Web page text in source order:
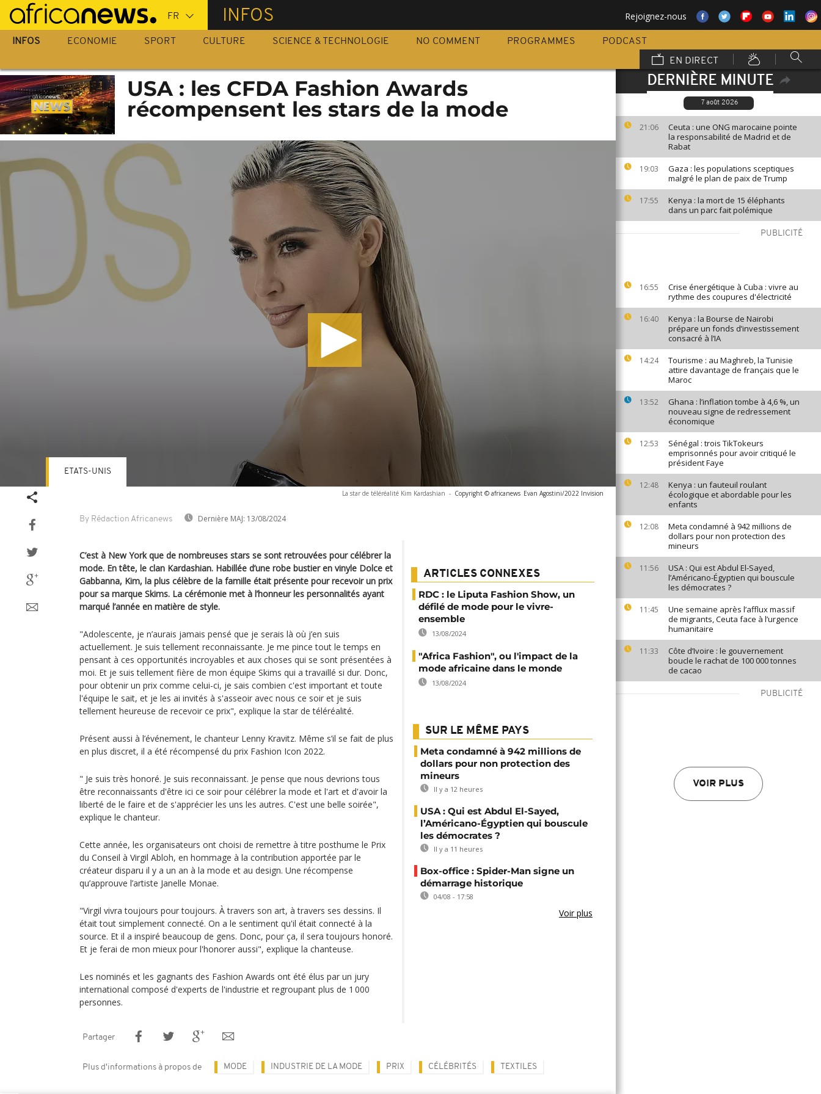
Passer
au
contenu
INFOS Rejoignez-nous
INFOS ECONOMIE SPORT CULTURE SCIENCE & TECHNOLOGIE NO COMMENT PROGRAMMES
PODCAST
EN DIRECT
DERNIÈRE MINUTE
7 août 2026
21:06
Ceuta : une ONG marocaine pointe
la responsabilité de Madrid et de
Rabat
19:03
Gaza : les populations sceptiques
malgré le plan de paix de Trump
17:55
Kenya : la mort de 15 éléphants
dans un parc fait polémique
PUBLICITÉ
16:55
Crise énergétique à Cuba : vivre au
rythme des coupures d'électricité
16:40
Kenya : la Bourse de Nairobi
prépare un fonds d’investissement
consacré à l’IA
14:24
Tourisme : au Maghreb, la Tunisie
attire davantage de français que le
Maroc
13:52
Ghana : l’inflation tombe à 4,6 %, un
nouveau signe de redressement
économique
12:53
Sénégal : trois TikTokeurs
emprisonnés pour avoir critiqué le
président Faye
12:48
Kenya : un fauteuil roulant
écologique et abordable pour les
enfants
12:08
Meta condamné à 942 millions de
dollars pour non protection des
mineurs
11:56
USA : Qui est Abdul El-Sayed,
l’Américano-Égyptien qui bouscule
les démocrates ?
11:45
Une semaine après l’afflux massif
de migrants, Ceuta face à l’urgence
humanitaire
11:33
Côte d’Ivoire : le gouvernement
boucle le rachat de 100 000 tonnes
de cacao
PUBLICITÉ
VOIR PLUS
USA : les CFDA Fashion Awards
récompensent les stars de la mode
La star de téléréalité Kim Kardashian - Copyright © africanews Evan Agostini/2022 Invision
By Rédaction Africanews Dernière MAJ: 13/08/2024
ETATS-UNIS
C’est à New York que de nombreuses stars se sont retrouvées pour célébrer la
mode. En tête, le clan Kardashian. Habillée d’une robe bustier en vinyle Dolce et
Gabbanna, Kim, la plus célèbre de la famille était présente pour recevoir un prix
pour sa marque Skims. La cérémonie met à l’honneur les personnalités ayant
marqué l’année en matière de style.
"Adolescente, je n’aurais jamais pensé que je serais là où j’en suis
actuellement. Je suis tellement reconnaissante. Je me pince tout le temps en
pensant à ces opportunités incroyables et aux choses qui se sont présentées à
moi. Et je suis tellement fière de mon équipe Skims qui a travaillé si dur. Donc,
pour obtenir un prix comme celui-ci, je sais combien c'est important et toute
l'équipe le sait, et je les ai invités à s'asseoir avec nous ce soir et je suis
tellement heureuse de recevoir ce prix", explique la star de téléréalité.
Présent aussi à l’événement, le chanteur Lenny Kravitz. Même s’il se fait de plus
en plus discret, il a été récompensé du prix Fashion Icon 2022.
" Je suis très honoré. Je suis reconnaissant. Je pense que nous devrions tous
être reconnaissants d'être ici ce soir pour célébrer la mode et l'art et d'avoir la
liberté de le faire et de s'apprécier les uns les autres. C'est une belle soirée",
explique le chanteur.
Cette année, les organisateurs ont choisi de remettre à titre posthume le Prix
du Conseil à Virgil Abloh, en hommage à la contribution apportée par le
créateur disparu il y a un an à la mode et au design. Une récompense
qu’approuve l’artiste Janelle Monae.
"Virgil vivra toujours pour toujours. À travers son art, à travers ses dessins. Il
était tout simplement connecté. On a le sentiment qu'il était connecté à la
source. Et il a inspiré beaucoup de gens. Donc, pour ça, il sera toujours honoré.
Et je ferai de mon mieux pour l'honorer aussi", explique la chanteuse.
Les nominés et les gagnants des Fashion Awards ont été élus par un jury
international composé d'experts de l'industrie et regroupant plus de 1 000
personnes.
ARTICLES CONNEXES
RDC : le Liputa Fashion Show, un
défilé de mode pour le vivre-
ensemble
13/08/2024
"Africa Fashion", ou l'impact de la
mode africaine dans le monde
13/08/2024
SUR LE MÊME PAYS
Meta condamné à 942 millions de
dollars pour non protection des
mineurs
Il y a 12 heures
USA : Qui est Abdul El-Sayed,
l’Américano-Égyptien qui bouscule
les démocrates ?
Il y a 11 heures
Box-office : Spider-Man signe un
démarrage historique
04/08 - 17:58
Voir plus
Partager
Plus d'informations à propos de MODE INDUSTRIE DE LA MODE PRIX CÉLÉBRITÉS TEXTILES